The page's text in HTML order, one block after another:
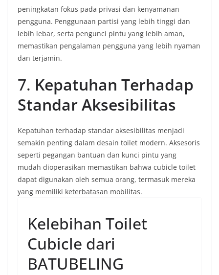
peningkatan fokus pada privasi dan kenyamanan
pengguna. Penggunaan partisi yang lebih tinggi dan
lebih lebar, serta pengunci pintu yang lebih aman,
memastikan pengalaman pengguna yang lebih nyaman
dan terjamin.
7. Kepatuhan Terhadap
Standar Aksesibilitas
Kepatuhan terhadap standar aksesibilitas menjadi
semakin penting dalam desain toilet modern. Aksesoris
seperti pegangan bantuan dan kunci pintu yang
mudah dioperasikan memastikan bahwa cubicle toilet
dapat digunakan oleh semua orang, termasuk mereka
yang memiliki keterbatasan mobilitas.
Kelebihan Toilet
Cubicle dari
BATUBELING